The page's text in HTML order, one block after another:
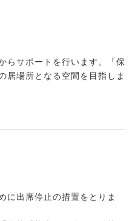
らサポートを行います。「保
居場所となる空間を目指しま
に出席停止の措置をとりま